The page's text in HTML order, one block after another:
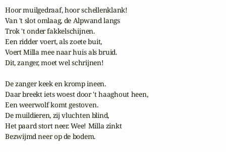
Hoor muilgedraaf, hoor schellenklank!
Van 't slot omlaag, de Alpwand langs
Trok 't onder fakkelschijnen.
Een ridder voert, als zoete buit,
Voert Milla mee naar huis als bruid.
Dit, zanger, moet wel schrijnen!
De zanger keek en kromp ineen.
Daar breekt iets woest door 't haaghout heen,
Een weerwolf komt gestoven.
De muildieren, zij vluchten blind,
Het paard stort neer. Wee! Milla zinkt
Bezwijmd neer op de bodem.